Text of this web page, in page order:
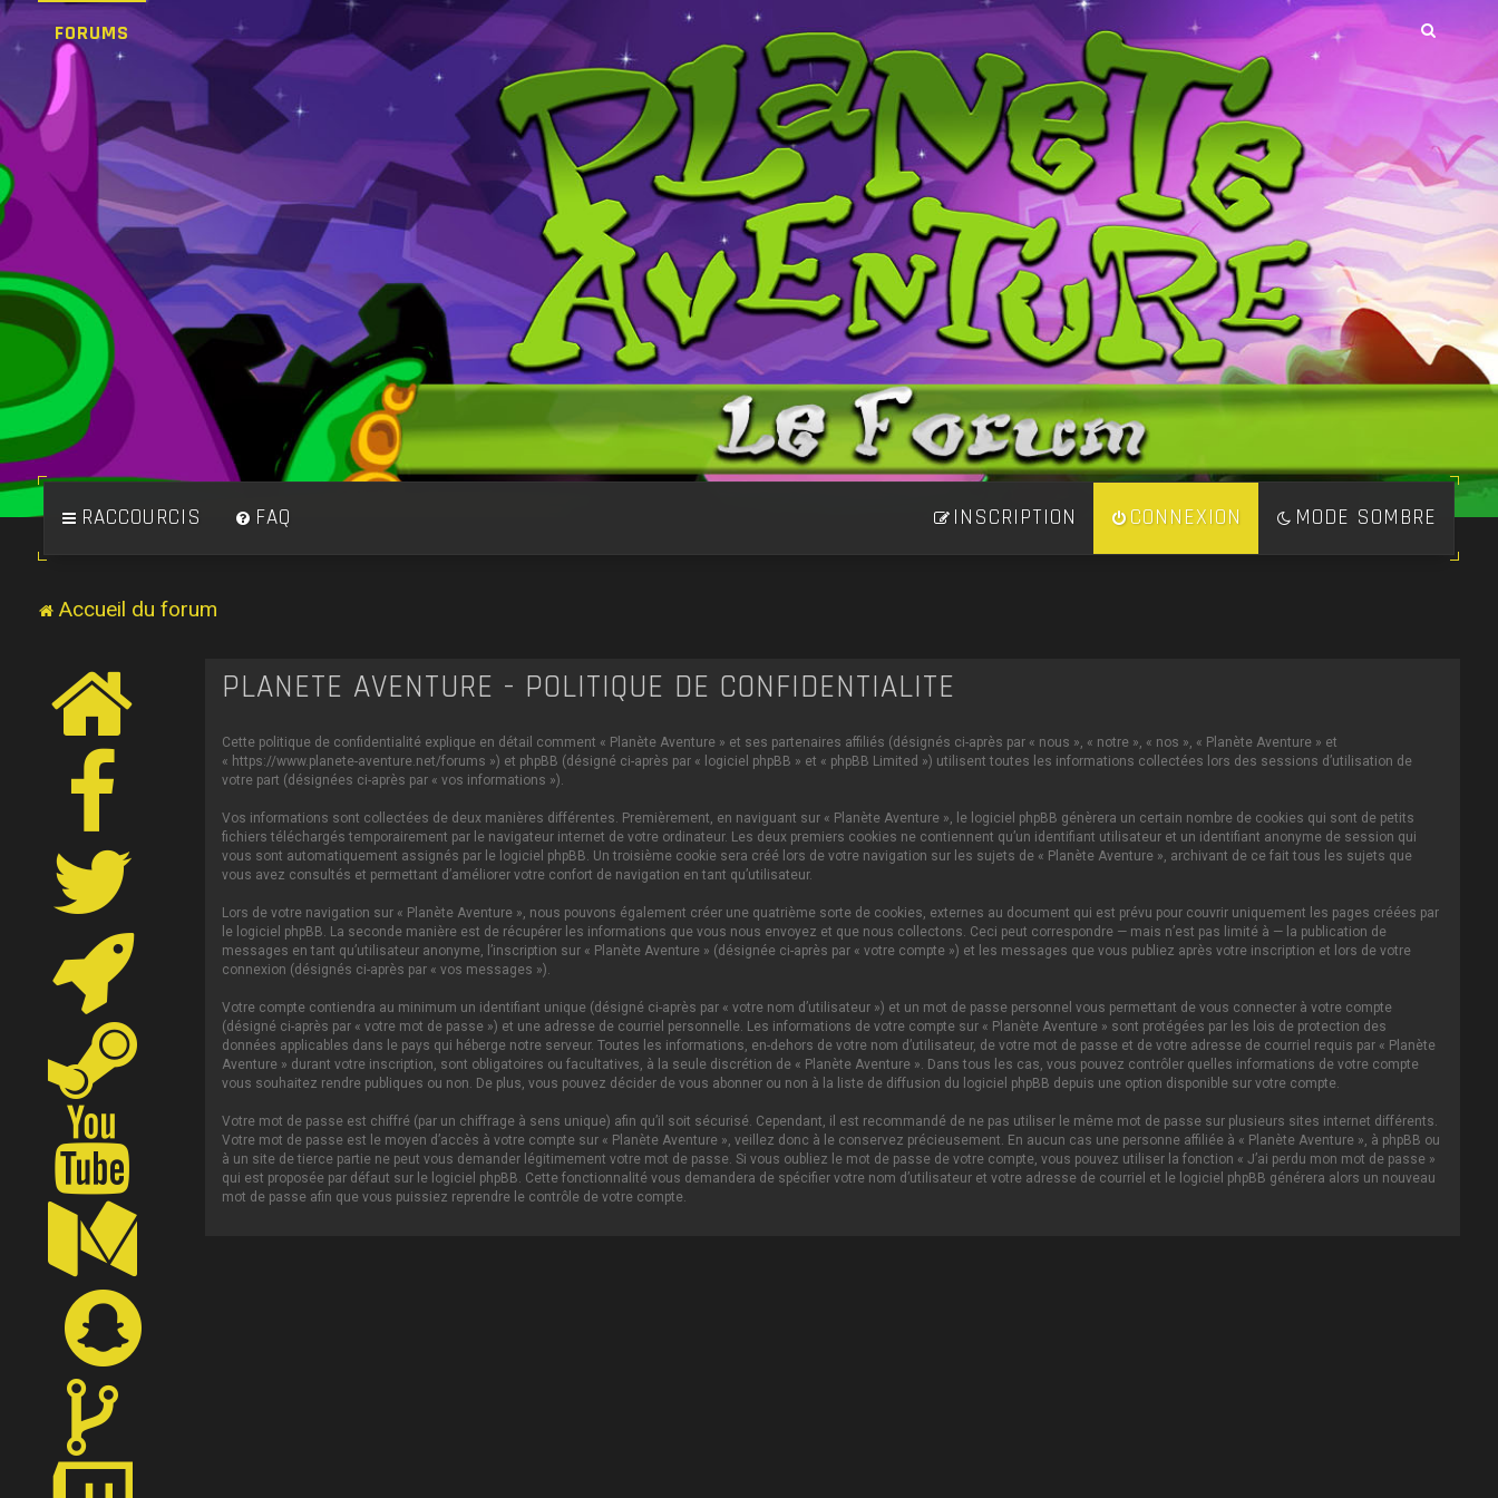
FORUMS
RACCOURCIS MODE SOMBRE
FAQ CONNEXION
INSCRIPTION
Accueil du forum
PLANÈTE AVENTURE - POLITIQUE DE CONFIDENTIALITÉ
Cette politique de confidentialité explique en détail comment « Planète Aventure » et ses partenaires affiliés (désignés ci-après par « nous », « notre », « nos », « Planète Aventure » et
« https://www.planete-aventure.net/forums ») et phpBB (désigné ci-après par « logiciel phpBB » et « phpBB Limited ») utilisent toutes les informations collectées lors des sessions d’utilisation de
votre part (désignées ci-après par « vos informations »).
Vos informations sont collectées de deux manières différentes. Premièrement, en naviguant sur « Planète Aventure », le logiciel phpBB génèrera un certain nombre de cookies qui sont de petits
fichiers téléchargés temporairement par le navigateur internet de votre ordinateur. Les deux premiers cookies ne contiennent qu’un identifiant utilisateur et un identifiant anonyme de session qui
vous sont automatiquement assignés par le logiciel phpBB. Un troisième cookie sera créé lors de votre navigation sur les sujets de « Planète Aventure », archivant de ce fait tous les sujets que
vous avez consultés et permettant d’améliorer votre confort de navigation en tant qu’utilisateur.
Lors de votre navigation sur « Planète Aventure », nous pouvons également créer une quatrième sorte de cookies, externes au document qui est prévu pour couvrir uniquement les pages créées par
le logiciel phpBB. La seconde manière est de récupérer les informations que vous nous envoyez et que nous collectons. Ceci peut correspondre — mais n’est pas limité à — la publication de
messages en tant qu’utilisateur anonyme, l’inscription sur « Planète Aventure » (désignée ci-après par « votre compte ») et les messages que vous publiez après votre inscription et lors de votre
connexion (désignés ci-après par « vos messages »).
Votre compte contiendra au minimum un identifiant unique (désigné ci-après par « votre nom d’utilisateur ») et un mot de passe personnel vous permettant de vous connecter à votre compte
(désigné ci-après par « votre mot de passe ») et une adresse de courriel personnelle. Les informations de votre compte sur « Planète Aventure » sont protégées par les lois de protection des
données applicables dans le pays qui héberge notre serveur. Toutes les informations, en-dehors de votre nom d’utilisateur, de votre mot de passe et de votre adresse de courriel requis par « Planète
Aventure » durant votre inscription, sont obligatoires ou facultatives, à la seule discrétion de « Planète Aventure ». Dans tous les cas, vous pouvez contrôler quelles informations de votre compte
vous souhaitez rendre publiques ou non. De plus, vous pouvez décider de vous abonner ou non à la liste de diffusion du logiciel phpBB depuis une option disponible sur votre compte.
Votre mot de passe est chiffré (par un chiffrage à sens unique) afin qu’il soit sécurisé. Cependant, il est recommandé de ne pas utiliser le même mot de passe sur plusieurs sites internet différents.
Votre mot de passe est le moyen d’accès à votre compte sur « Planète Aventure », veillez donc à le conservez précieusement. En aucun cas une personne affiliée à « Planète Aventure », à phpBB ou
à un site de tierce partie ne peut vous demander légitimement votre mot de passe. Si vous oubliez le mot de passe de votre compte, vous pouvez utiliser la fonction « J’ai perdu mon mot de passe »
qui est proposée par défaut sur le logiciel phpBB. Cette fonctionnalité vous demandera de spécifier votre nom d’utilisateur et votre adresse de courriel et le logiciel phpBB générera alors un nouveau
mot de passe afin que vous puissiez reprendre le contrôle de votre compte.